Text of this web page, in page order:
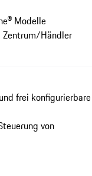
Modelle
Zentrum/Händler
frei konfigurierbare
von